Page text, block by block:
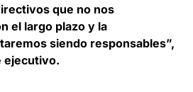
que no nos
el largo plazo y la
siendo responsables”,
ejecutivo.